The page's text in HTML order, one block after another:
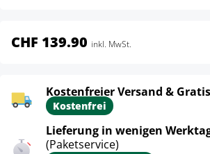
CHF 139.90 inkl. MwSt.
Kostenfreier Versand &
Kostenfrei
Lieferung in wenigen
(Paketservice)